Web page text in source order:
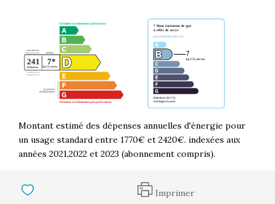
Montant estimé des dépenses annuelles d'énergie pour
un usage standard entre 1770€ et 2420€. indexées aux
années 2021,2022 et 2023 (abonnement compris).
Imprimer